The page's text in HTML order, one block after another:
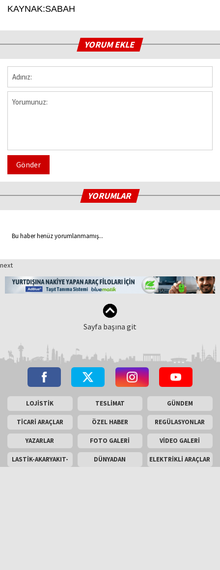
KAYNAK:SABAH
YORUM EKLE
Gönder
YORUMLAR
Bu haber henüz yorumlanmamış...
next
Sayfa başına git
LOJİSTİK TESLİMAT GÜNDEM
TİCARİ ARAÇLAR ÖZEL HABER REGÜLASYONLAR
YAZARLAR FOTO GALERİ VİDEO GALERİ
LASTİK-AKARYAKIT-
DÜNYADAN ELEKTRİKLİ ARAÇLAR